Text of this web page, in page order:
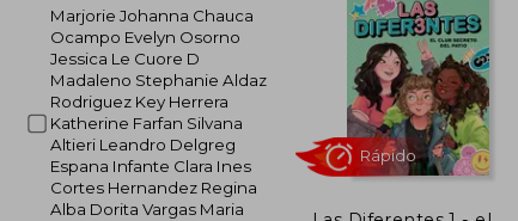
Marjorie Johanna Chauca
Ocampo Evelyn Osorno
Jessica Le Cuore D
Madaleno Stephanie Aldaz
Rodriguez Key Herrera
Katherine Farfan Silvana
Altieri Leandro Delgreg
Espana Infante Clara Ines
Cortes Hernandez Regina
Alba Dorita Vargas Maria